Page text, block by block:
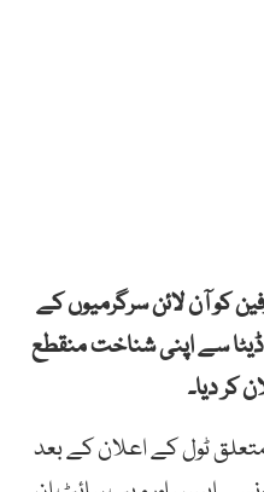
آن لائن سرگرمیوں کے
ڈیٹا سے اپنی شناخت منقطع
کر دیا۔
ٹول کے اعلان کے بعد